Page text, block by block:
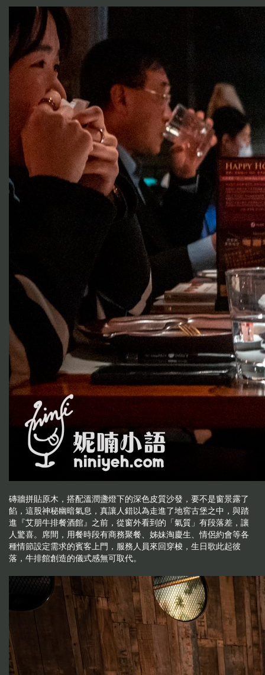
磚牆拼貼原木，搭配溫潤盞燈下的深色皮質沙發，要不是窗景露了
餡，這股神秘幽暗氣息，真讓人錯以為走進了地窖古堡之中，與踏
進『艾朋牛排餐酒館』之前，從窗外看到的「氣質」有段落差，讓
人驚喜。席間，用餐時段有商務聚餐、姊妹淘慶生、情侶約會等各
種情節設定需求的賓客上門，服務人員來回穿梭，生日歌此起彼
落，牛排館創造的儀式感無可取代。